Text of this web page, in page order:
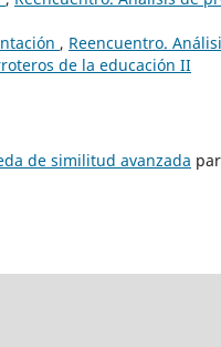
, Reencuentro.
de la educación II
de similitud avanzada